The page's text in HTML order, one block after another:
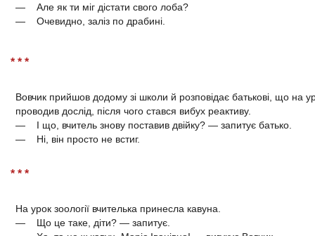
— Але як ти міг дістати свого лоба?
— Очевидно, заліз по драбині.
* * *
Вовчик прийшов додому зі школи й розповідає батькові, що на
проводив дослід, після чого стався вибух реактиву.
— І що, вчитель знову поставив двійку? — запитує батько.
— Ні, він просто не встиг.
* * *
На урок зоології вчителька принесла кавуна.
— Що це таке, діти? — запитує.